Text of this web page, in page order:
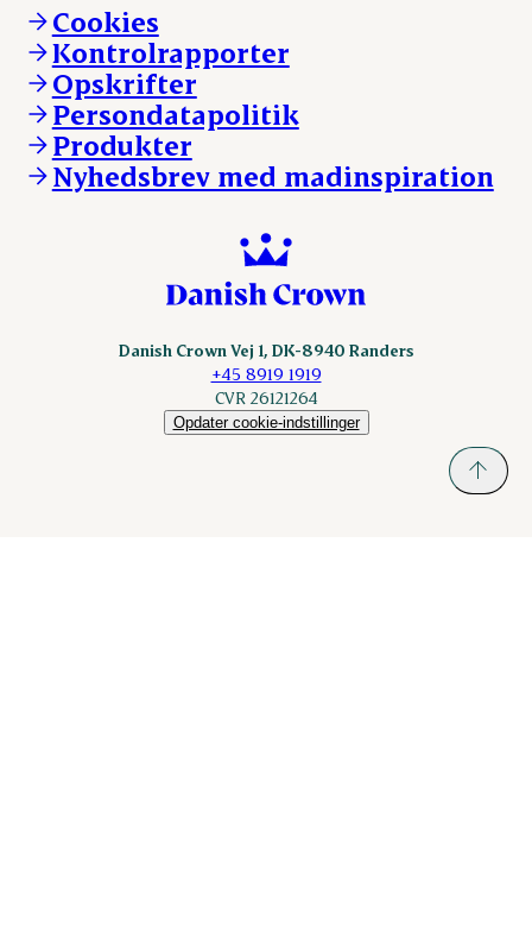
Vores resultater
Vores lokationer
Kontakt
Andelsejere - kreatur
Danishcrownprofessional.com
DAT-Schaub.com
ESS-FOOD.com
Fonden Dansk Gastronomi
KLS.se
nordicspoor.com
Scanhide.dk
Cookies
Kontrolrapporter
Opskrifter
Persondatapolitik
Produkter
Nyhedsbrev med madinspiration
Danish Crown Vej 1, DK-8940 Randers
+45 8919 1919
CVR 26121264
Opdater cookie-indstillinger